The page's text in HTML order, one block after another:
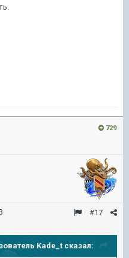
729
#17
Kade_t сказал: